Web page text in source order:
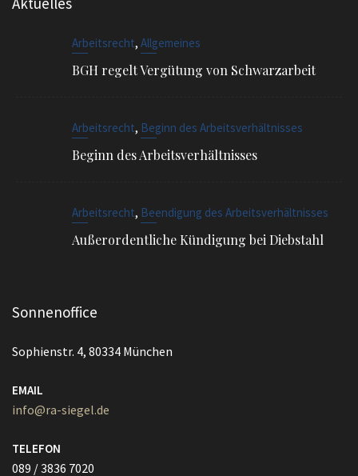
Arbeitsrecht, Allgemeines
BGH regelt Vergütung von Schwarzarbeit
Arbeitsrecht, Beginn des Arbeitsverhältnisses
Beginn des Arbeitsverhältnisses
Arbeitsrecht, Beendigung des Arbeitsverhältnisses
Außerordentliche Kündigung bei Diebstahl
Sonnenoffice
Sophienstr. 4, 80334 München
EMAIL
info@ra-siegel.de
TELEFON
089 / 3836 7020